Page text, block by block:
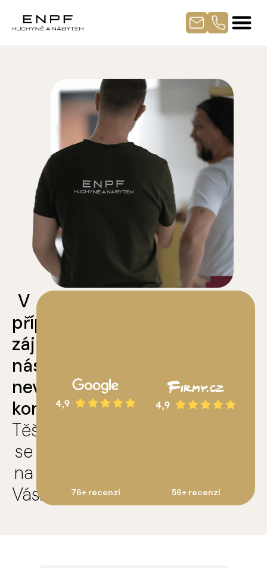
V
případě
zájmu
nás
neváhejte
kontaktovat.
Těšíme
se
na
Vás.
76+ recenzí 56+ recenzí